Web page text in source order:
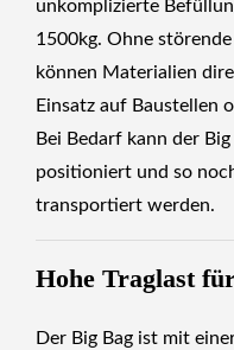
unkomplizierte
1500kg. Ohne
können Materialien
Einsatz auf Baustellen
Bei Bedarf kann der
positioniert und so
transportiert werden.
Hohe Traglast
Der Big Bag ist mit